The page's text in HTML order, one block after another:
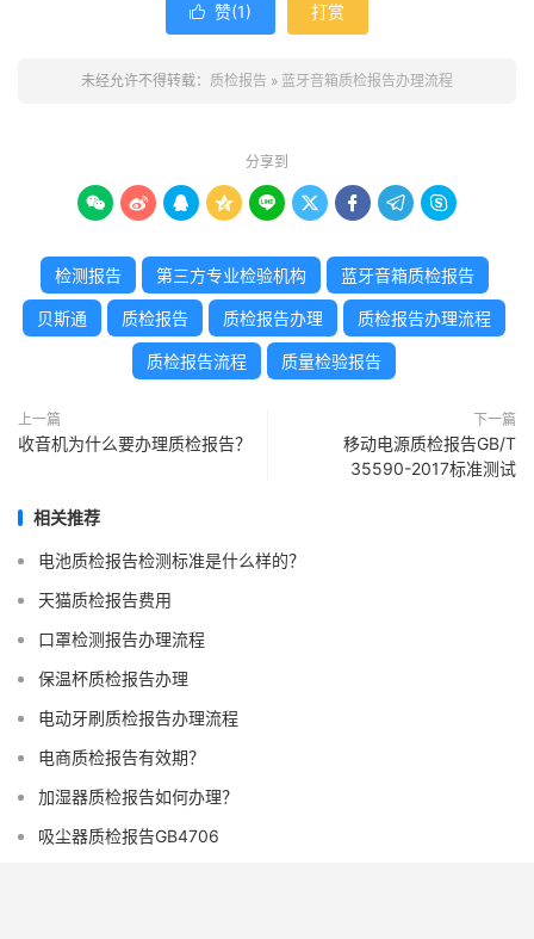
 赞(1) 打赏
未经允许不得转载： 质检报告 » 蓝牙音箱质检报告办理流程
分享到
        
检测报告 第三方专业检验机构 蓝牙音箱质检报告
贝斯通 质检报告 质检报告办理 质检报告办理流程
质检报告流程 质量检验报告
上一篇
收音机为什么要办理质检报告？
下一篇
移动电源质检报告GB/T
35590-2017标准测试
相关推荐
电池质检报告检测标准是什么样的？
天猫质检报告费用
口罩检测报告办理流程
保温杯质检报告办理
电动牙刷质检报告办理流程
电商质检报告有效期？
加湿器质检报告如何办理？
吸尘器质检报告GB4706